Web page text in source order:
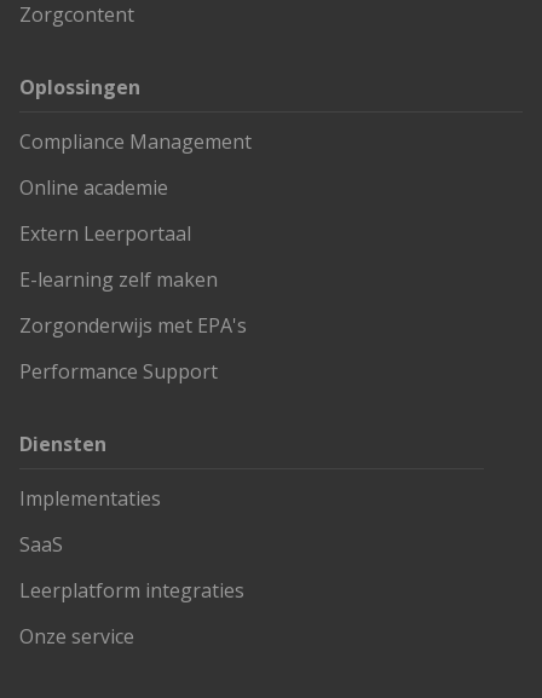
Zorgcontent
Oplossingen
Compliance Management
Online academie
Extern Leerportaal
E-learning zelf maken
Zorgonderwijs met EPA's
Performance Support
Diensten
Implementaties
SaaS
Leerplatform integraties
Onze service